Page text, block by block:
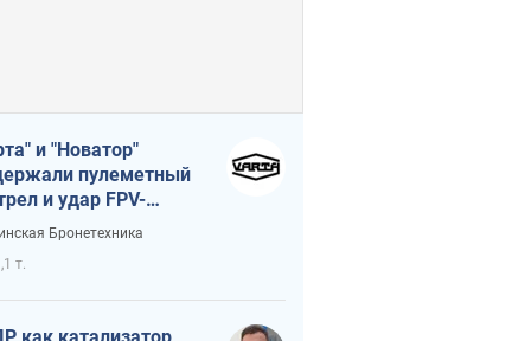
и "Новатор"
пулеметный
и удар FPV-
сохранив жизнь
Бронетехника
т.